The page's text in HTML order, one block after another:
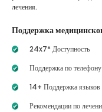
лечения.
Поддержка
24x7* Доступность
Поддержка по телефону
14+ Поддержка языков
Рекомендации по